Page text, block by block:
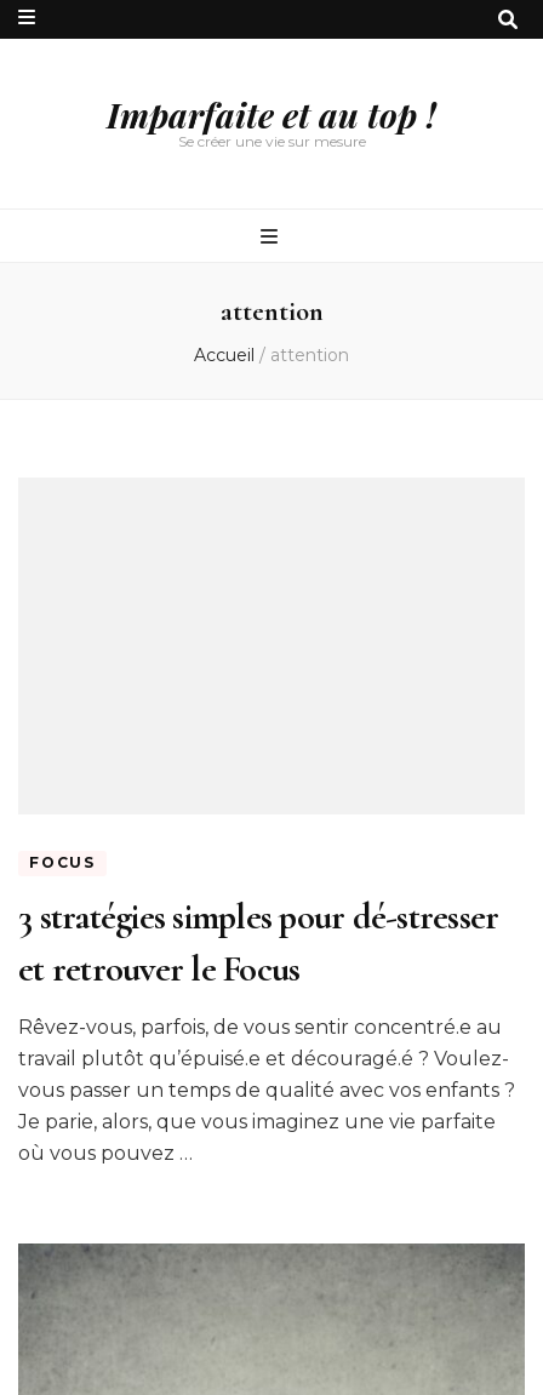
Imparfaite et au top !
Se créer une vie sur mesure
attention
Accueil / attention
FOCUS
3 stratégies simples pour dé-stresser
et retrouver le Focus
Rêvez-vous, parfois, de vous sentir concentré.e au
travail plutôt qu’épuisé.e et découragé.é ? Voulez-
vous passer un temps de qualité avec vos enfants ?
Je parie, alors, que vous imaginez une vie parfaite
où vous pouvez …